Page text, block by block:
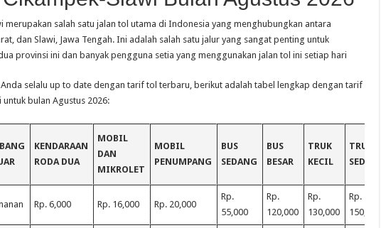
merupakan salah satu jalan tol utama di Indonesia yang menghubungkan antara
dan Slawi, Jawa Tengah. Ini adalah salah satu jalur yang sangat penting untuk
provinsi ini dan banyak pengguna setia yang menggunakan jalan tol ini setiap hari
selalu up to date dengan tarif tol terbaru, berikut adalah tabel lengkap dengan tarif
bulan Agustus 2026:
KENDARAAN
RODA DUA
MOBIL
DAN
MIKROLET
MOBIL
PENUMPANG
BUS
SEDANG
BUS
BESAR
TRUK
KECIL
TRUK
SEDANG
Rp. 6,000 Rp. 16,000 Rp. 20,000
Rp.
55,000
Rp.
120,000
Rp.
130,000
Rp.
150,000